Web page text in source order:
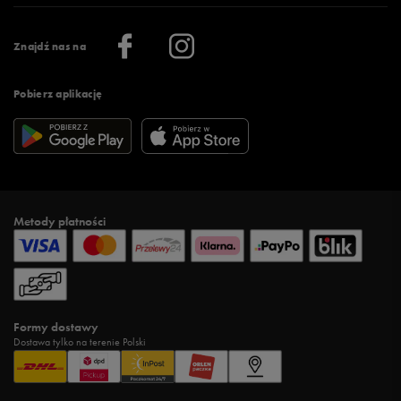
Znajdź nas na
Pobierz aplikację
Regulamin aplikacji 50 style
Więcej regulaminów >
Praca
Informacje o firmie
Metody płatności
Formy dostawy
Dostawa tylko na terenie Polski